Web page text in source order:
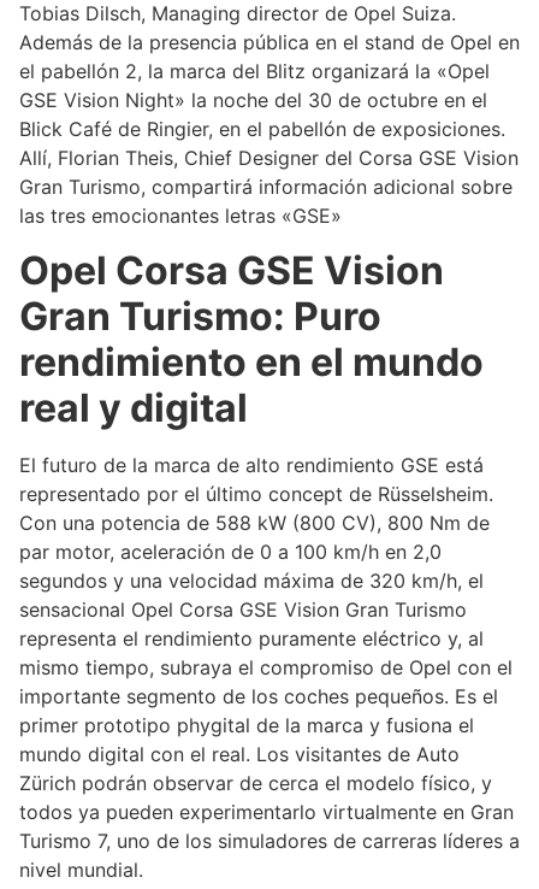
Tobias Dilsch, Managing director de Opel Suiza.
Además de la presencia pública en el stand de Opel en
el pabellón 2, la marca del Blitz organizará la «Opel
GSE Vision Night» la noche del 30 de octubre en el
Blick Café de Ringier, en el pabellón de exposiciones.
Allí, Florian Theis, Chief Designer del Corsa GSE Vision
Gran Turismo, compartirá información adicional sobre
las tres emocionantes letras «GSE»
Opel Corsa GSE Vision
Gran Turismo: Puro
rendimiento en el mundo
real y digital
El futuro de la marca de alto rendimiento GSE está
representado por el último concept de Rüsselsheim.
Con una potencia de 588 kW (800 CV), 800 Nm de
par motor, aceleración de 0 a 100 km/h en 2,0
segundos y una velocidad máxima de 320 km/h, el
sensacional Opel Corsa GSE Vision Gran Turismo
representa el rendimiento puramente eléctrico y, al
mismo tiempo, subraya el compromiso de Opel con el
importante segmento de los coches pequeños. Es el
primer prototipo phygital de la marca y fusiona el
mundo digital con el real. Los visitantes de Auto
Zürich podrán observar de cerca el modelo físico, y
todos ya pueden experimentarlo virtualmente en Gran
Turismo 7, uno de los simuladores de carreras líderes a
nivel mundial.